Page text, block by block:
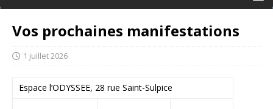
Vos prochaines manifestations
1 juillet 2026
Espace l’ODYSSEE, 28 rue Saint-Sulpice